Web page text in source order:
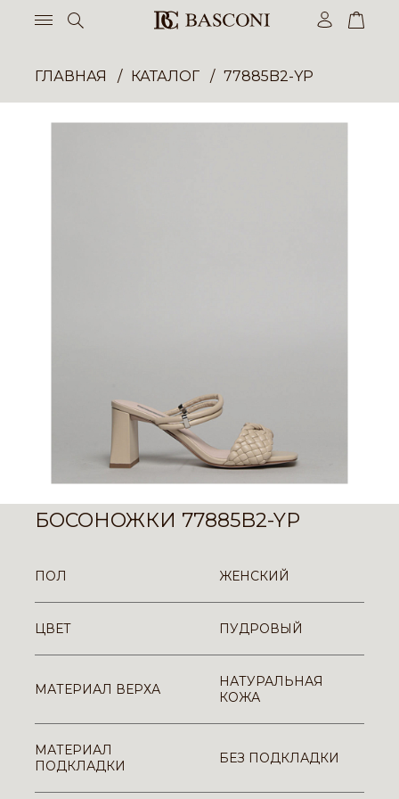
ГЛАВНАЯ КАТАЛОГ 77885B2-YP
БОСОНОЖКИ 77885B2-YP
ПОЛ ЖЕНСКИЙ
ЦВЕТ ПУДРОВЫЙ
МАТЕРИАЛ ВЕРХА
НАТУРАЛЬНАЯ
КОЖА
МАТЕРИАЛ
ПОДКЛАДКИ
БЕЗ ПОДКЛАДКИ